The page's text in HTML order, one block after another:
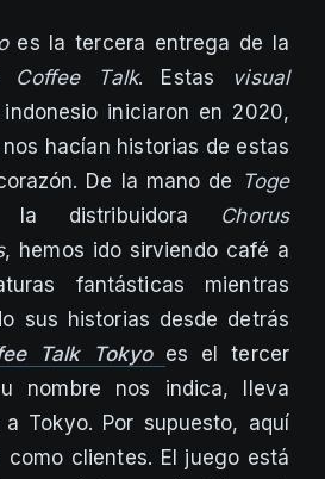
es la tercera entrega de la
Coffee Talk. Estas visual
iniciaron en 2020,
hacían historias de estas
De la mano de Toge
distribuidora Chorus
, hemos ido sirviendo café a
fantásticas mientras
sus historias desde detrás
Talk Tokyo es el tercer
nombre nos indica, lleva
Tokyo. Por supuesto, aquí
como clientes. El juego está